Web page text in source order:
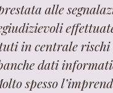
alle
in centrale rischi
dati
spesso